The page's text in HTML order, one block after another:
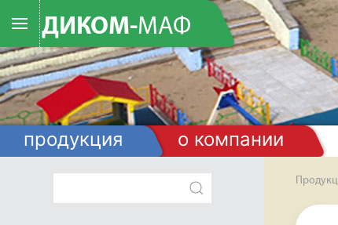
ДИКОМ-МАФ
продукция о компании